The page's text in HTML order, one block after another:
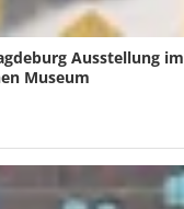
Ausstellung im
Museum